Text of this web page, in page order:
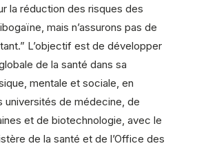
la réduction des risques des
mais n’assurons pas de
L’objectif est de développer
de la santé dans sa
mentale et sociale, en
universités de médecine, de
et de biotechnologie, avec le
de la santé et de l’Office des